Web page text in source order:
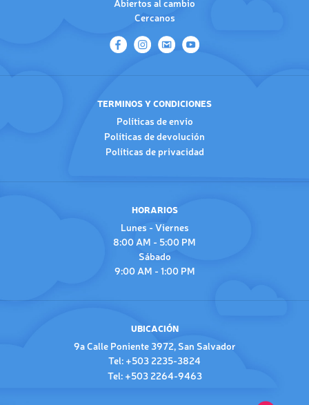
Abiertos al cambio
Cercanos
TERMINOS Y CONDICIONES
Políticas de envío
Políticas de devolución
Políticas de privacidad
HORARIOS
Lunes - Viernes
8:00 AM - 5:00 PM
Sábado
9:00 AM - 1:00 PM
UBICACIÓN
9a Calle Poniente 3972, San Salvador
Tel: +503 2235-3824
Tel: +503 2264-9463